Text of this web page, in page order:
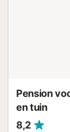
Pension
en tuin
8,2